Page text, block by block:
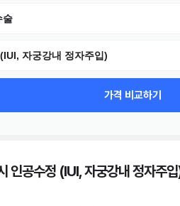
술
자궁강내 정자주입)
가격 비교하기
인공수정 (IUI, 자궁강내 정자주